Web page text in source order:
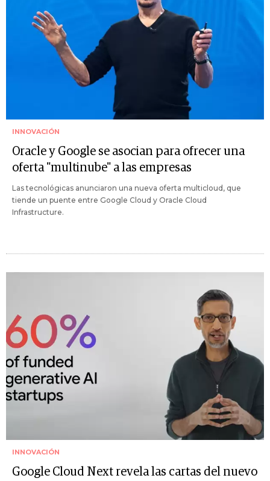
INNOVACIÓN
Oracle y Google se asocian para ofrecer una
oferta "multinube" a las empresas
Las tecnológicas anunciaron una nueva oferta multicloud, que
tiende un puente entre Google Cloud y Oracle Cloud
Infrastructure.
INNOVACIÓN
Google Cloud Next revela las cartas del nuevo